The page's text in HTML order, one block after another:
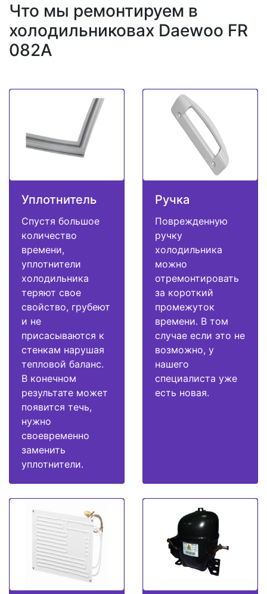
Что мы ремонтируем в
холодильниковах Daewoo FR
082A
Уплотнитель
Спустя большое
количество
времени,
уплотнители
холодильника
теряют свое
свойство, грубеют
и не
присасываются к
стенкам нарушая
тепловой баланс.
В конечном
результате может
появится течь,
нужно
своевременно
заменить
уплотнители.
Ручка
Поврежденную
ручку
холодильника
можно
отремонтировать
за короткий
промежуток
времени. В том
случае если это не
возможно, у
нашего
специалиста уже
есть новая.